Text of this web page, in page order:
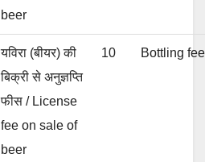
beer
यविरा (बीयर) की
बिक्री से अनुज्ञप्ति
फीस / License
fee on sale of
beer
10 Bottling